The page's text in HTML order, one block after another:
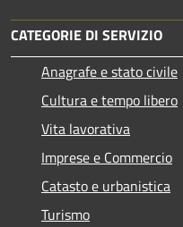
CATEGORIE DI SERVIZIO
Anagrafe e stato civile
Cultura e tempo libero
Vita lavorativa
Imprese e Commercio
Catasto e urbanistica
Turismo